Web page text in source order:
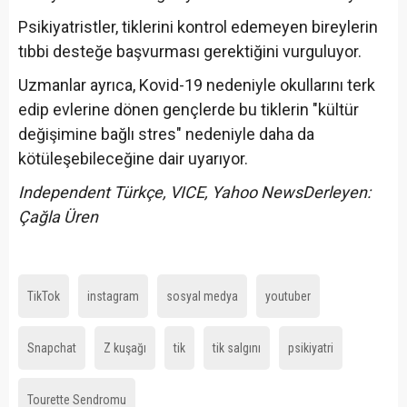
Psikiyatristler, tiklerini kontrol edemeyen bireylerin
tıbbi desteğe başvurması gerektiğini vurguluyor.
Uzmanlar ayrıca, Kovid-19 nedeniyle okullarını terk
edip evlerine dönen gençlerde bu tiklerin "kültür
değişimine bağlı stres" nedeniyle daha da
kötüleşebileceğine dair uyarıyor.
Independent Türkçe, VICE, Yahoo NewsDerleyen:
Çağla Üren
TikTok instagram sosyal medya youtuber
Snapchat Z kuşağı tik tik salgını psikiyatri
Tourette Sendromu